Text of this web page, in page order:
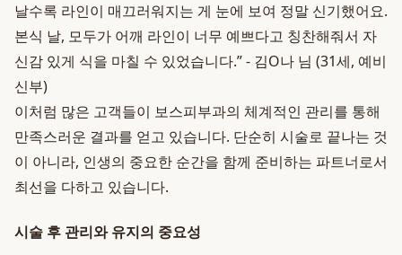
날수록 라인이 매끄러워지는 게 눈에 보여 정말 신기했어요.
본식 날, 모두가 어깨 라인이 너무 예쁘다고 칭찬해줘서 자
신감 있게 식을 마칠 수 있었습니다.” - 김O나 님 (31세, 예비
신부)
이처럼 많은 고객들이 보스피부과의 체계적인 관리를 통해
만족스러운 결과를 얻고 있습니다. 단순히 시술로 끝나는 것
이 아니라, 인생의 중요한 순간을 함께 준비하는 파트너로서
최선을 다하고 있습니다.
시술 후 관리와 유지의 중요성